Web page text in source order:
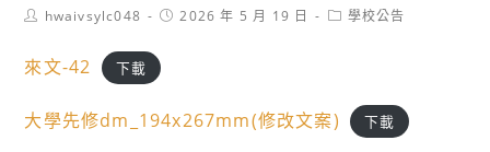
Posthwaivsylc048
Post2026 年 5 月 19 日
Post學校公告
來文-42 下載
大學先修dm_194x267mm(修改文案) 下載